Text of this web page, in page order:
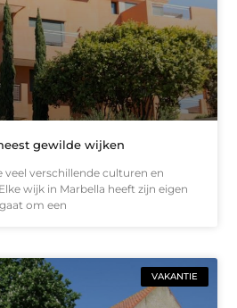
gewilde wijken
veel verschillende culturen en
wijk in Marbella heeft zijn eigen
om een
VAKANTIE